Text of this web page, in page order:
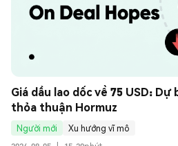
Giá dầu lao dốc về 75 USD:
thỏa thuận Hormuz
Người mới
Xu hướng vĩ mô